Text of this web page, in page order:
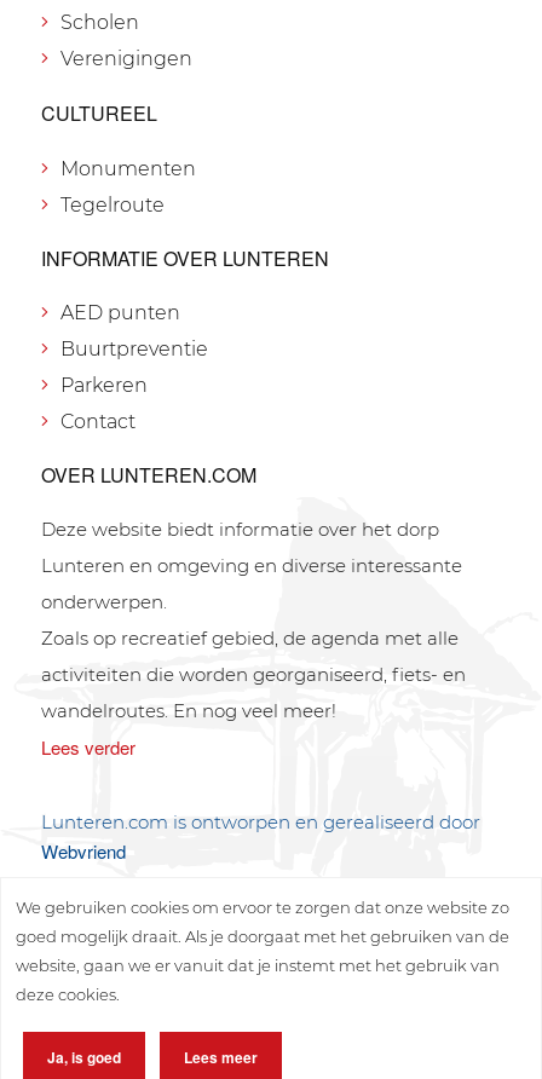
Scholen
Verenigingen
CULTUREEL
Monumenten
Tegelroute
INFORMATIE OVER LUNTEREN
AED punten
Buurtpreventie
Parkeren
Contact
OVER LUNTEREN.COM
Deze website biedt informatie over het dorp
Lunteren en omgeving en diverse interessante
onderwerpen.
Zoals op recreatief gebied, de agenda met alle
activiteiten die worden georganiseerd, fiets- en
wandelroutes. En nog veel meer!
Lees verder
Lunteren.com is ontworpen en gerealiseerd door
Webvriend
We gebruiken cookies om ervoor te zorgen dat onze website zo
goed mogelijk draait. Als je doorgaat met het gebruiken van de
website, gaan we er vanuit dat je instemt met het gebruik van
deze cookies.
Ja, is goed Lees meer